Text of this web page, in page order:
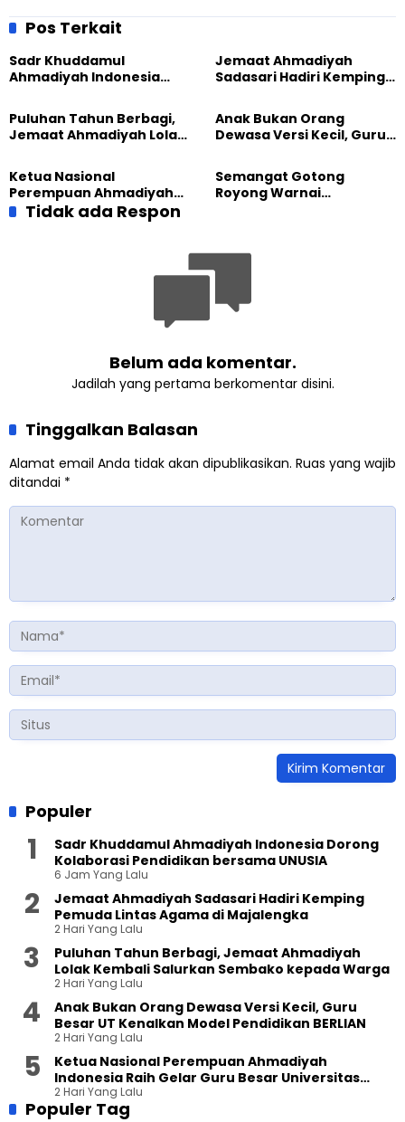
dan Sejarah Ahmadiyah
Khudam Connect, Dihadiri
Pos Terkait
Sadr Khuddamul
Ahmadiyah Indonesia
Pendidikan bersama
UNUSIA
Jemaat Ahmadiyah
Sadasari Hadiri Kemping
Majalengka
Puluhan Tahun Berbagi,
Jemaat Ahmadiyah Lolak
Sembako kepada Warga
Anak Bukan Orang
Dewasa Versi Kecil, Guru
Pendidikan BERLIAN
Ketua Nasional
Perempuan Ahmadiyah
Indonesia Raih Gelar Guru
Semangat Gotong
Royong Warnai
Tidak ada Respon
Belum ada komentar.
Jadilah yang pertama berkomentar disini.
Tinggalkan Balasan
Alamat email Anda tidak akan dipublikasikan. Ruas yang wajib
ditandai *
Populer
Sadr Khuddamul Ahmadiyah Indonesia Dorong
Kolaborasi Pendidikan bersama UNUSIA
6 Jam Yang Lalu
Jemaat Ahmadiyah Sadasari Hadiri Kemping
Pemuda Lintas Agama di Majalengka
2 Hari Yang Lalu
Puluhan Tahun Berbagi, Jemaat Ahmadiyah
Lolak Kembali Salurkan Sembako kepada Warga
2 Hari Yang Lalu
Anak Bukan Orang Dewasa Versi Kecil, Guru
Besar UT Kenalkan Model Pendidikan BERLIAN
2 Hari Yang Lalu
Ketua Nasional Perempuan Ahmadiyah
Indonesia Raih Gelar Guru Besar Universitas
Terbuka
2 Hari Yang Lalu
Populer Tag